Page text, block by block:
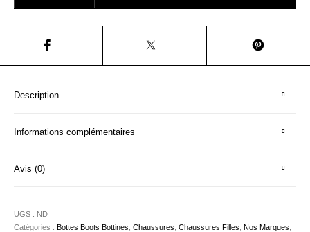
Description
Informations complémentaires
Avis (0)
UGS : ND
Catégories :Bottes Boots Bottines ,Chaussures ,Chaussures Filles ,Nos Marques